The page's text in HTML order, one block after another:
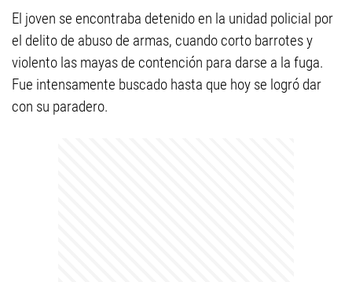
El joven se encontraba detenido en la unidad policial por
el delito de abuso de armas, cuando corto barrotes y
violento las mayas de contención para darse a la fuga.
Fue intensamente buscado hasta que hoy se logró dar
con su paradero.